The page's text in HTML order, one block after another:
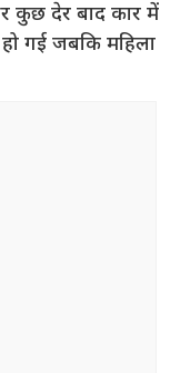
कुछ देर बाद कार में
गई जबकि महिला